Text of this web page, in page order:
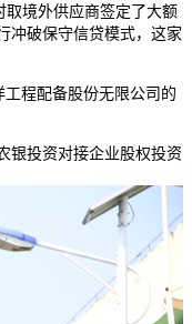
境外供应商签定了大额
冲破保守信贷模式，这家
程配备股份无限公司的
银投资对接企业股权投资